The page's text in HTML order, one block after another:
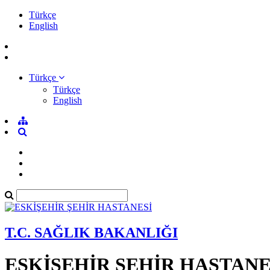
Türkçe
English
Türkçe
Türkçe
English
T.C. SAĞLIK BAKANLIĞI
ESKİŞEHİR ŞEHİR